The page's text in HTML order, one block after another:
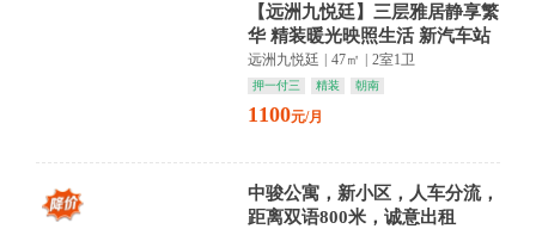
【远洲九悦廷】三层雅居静享繁
华 精装暖光映照生活 新汽车站
商圈便捷随行
远洲九悦廷 | 47㎡ | 2室1卫
押一付三 精装 朝南
1100元/月
中骏公寓，新小区，人车分流，
距离双语800米，诚意出租